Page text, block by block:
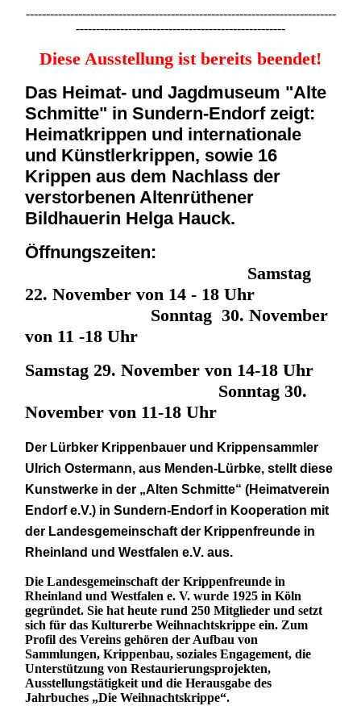
-----------------------------------------------------------------------------
----------------------------------------------------
Diese Ausstellung ist bereits beendet!
Das Heimat- und Jagdmuseum "Alte
Schmitte" in Sundern-Endorf zeigt:
Heimatkrippen und internationale
und Künstlerkrippen, sowie 16
Krippen aus dem Nachlass der
verstorbenen Altenrüthener
Bildhauerin Helga Hauck.
Öffnungszeiten:
Samstag
22. November von 14 - 18 Uhr
Sonntag 30. November
von 11 -18 Uhr
Samstag 29. November von 14-18 Uhr
Sonntag 30.
November von 11-18 Uhr
Der Lürbker Krippenbauer und Krippensammler
Ulrich Ostermann, aus Menden-Lürbke, stellt diese
Kunstwerke in der „Alten Schmitte“ (Heimatverein
Endorf e.V.) in Sundern-Endorf in Kooperation mit
der Landesgemeinschaft der Krippenfreunde in
Rheinland und Westfalen e.V. aus.
Die Landesgemeinschaft der Krippenfreunde in
Rheinland und Westfalen e. V. wurde 1925 in Köln
gegründet. Sie hat heute rund 250 Mitglieder und setzt
sich für das Kulturerbe Weihnachtskrippe ein. Zum
Profil des Vereins gehören der Aufbau von
Sammlungen, Krippenbau, soziales Engagement, die
Unterstützung von Restaurierungsprojekten,
Ausstellungstätigkeit und die Herausgabe des
Jahrbuches „Die Weihnachtskrippe“.